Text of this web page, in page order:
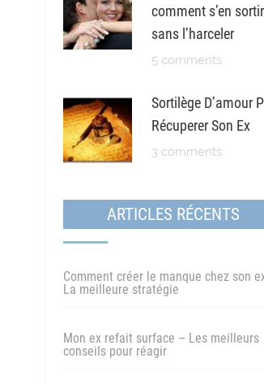
comment s’en sortir
sans l’harceler
5 comments
Sortilège D’amour
Récuperer Son Ex
3 comments
ARTICLES RÉCENTS
Comment créer le manque chez son
La meilleure stratégie
Mon ex refait surface – Les meilleurs
conseils pour réagir